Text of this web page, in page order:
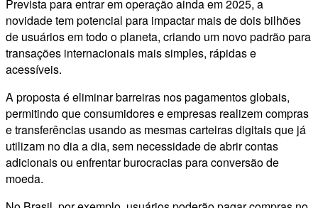
Prevista para entrar em operação ainda em 2025, a
novidade tem potencial para impactar mais de dois bilhões
de usuários em todo o planeta, criando um novo padrão para
transações internacionais mais simples, rápidas e
acessíveis.
A proposta é eliminar barreiras nos pagamentos globais,
permitindo que consumidores e empresas realizem compras
e transferências usando as mesmas carteiras digitais que já
utilizam no dia a dia, sem necessidade de abrir contas
adicionais ou enfrentar burocracias para conversão de
moeda.